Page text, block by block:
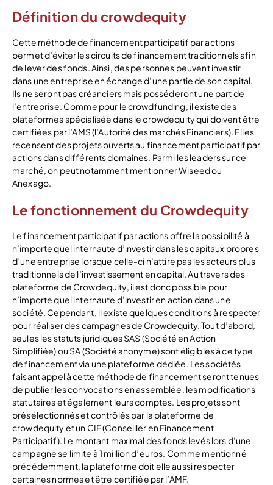
Définition du crowdequity
Cette méthode de financement participatif par actions
permet d’éviter les circuits de financement traditionnels afin
de lever des fonds. Ainsi, des personnes peuvent investir
dans une entreprise en échange d’une partie de son capital.
Ils ne seront pas créanciers mais posséderont une part de
l’entreprise. Comme pour le crowdfunding, il existe des
plateformes spécialisée dans le crowdequity qui doivent être
certifiées par l’AMS (l’Autorité des marchés Financiers). Elles
recensent des projets ouverts au financement participatif par
actions dans différents domaines. Parmi les leaders sur ce
marché, on peut notamment mentionner Wiseed ou
Anexago.
Le fonctionnement du Crowdequity
Le financement participatif par actions offre la possibilité à
n’importe quel internaute d’investir dans les capitaux propres
d’une entreprise lorsque celle-ci n’attire pas les acteurs plus
traditionnels de l’investissement en capital. Au travers des
plateforme de Crowdequity, il est donc possible pour
n’importe quel internaute d’investir en action dans une
société. Cependant, il existe quelques conditions à respecter
pour réaliser des campagnes de Crowdequity. Tout d’abord,
seules les statuts juridiques SAS (Société en Action
Simplifiée) ou SA (Société anonyme) sont éligibles à ce type
de financement via une plateforme dédiée. Les sociétés
faisant appel à cette méthode de financement seront tenues
de publier les convocations en assemblée, les modifications
statutaires et également leurs comptes. Les projets sont
présélectionnés et contrôlés par la plateforme de
crowdequity et un CIF (Conseiller en Financement
Participatif). Le montant maximal des fonds levés lors d’une
campagne se limite à 1 million d’euros. Comme mentionné
précédemment, la plateforme doit elle aussi respecter
certaines normes et être certifiée par l’AMF.